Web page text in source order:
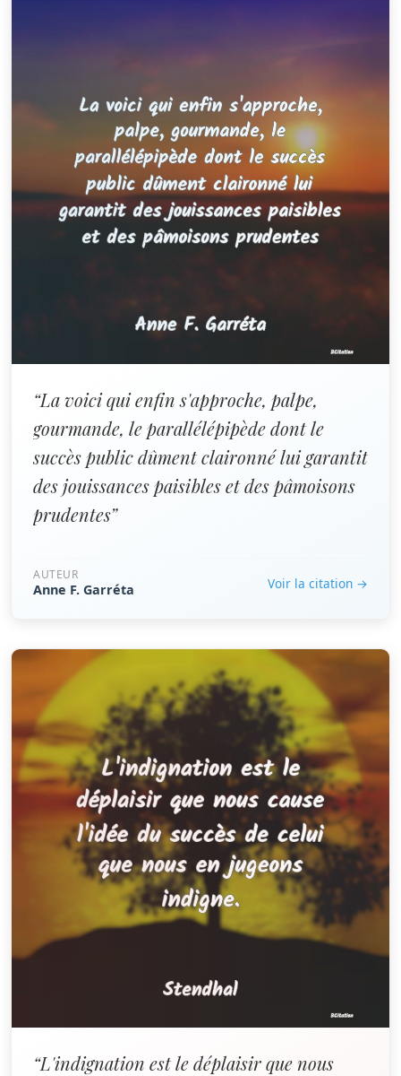
“La voici qui enfin s'approche, palpe,
gourmande, le parallélépipède dont le
succès public dûment claironné lui garantit
des jouissances paisibles et des pâmoisons
prudentes”
AUTEUR
Anne F. Garréta Voir la citation →
“L'indignation est le déplaisir que nous